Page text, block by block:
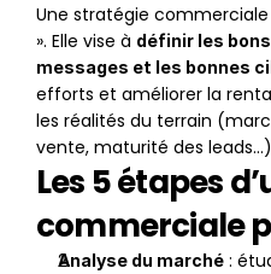
Une stratégie
». Elle vise à définir les
messages et les bonnes
efforts et améliorer la
les réalités du terrain
vente, maturité des
Les 5 étapes
commerciale
Analyse du marché :